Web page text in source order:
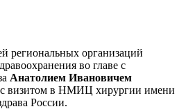
региональных организаций
во главе с
Анатолием Ивановичем
визитом в НМИЦ хирургии имени
России.